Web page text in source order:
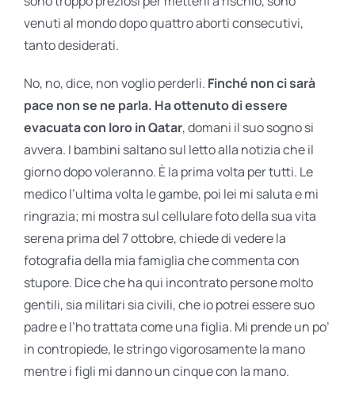
venuti al mondo dopo quattro aborti consecutivi,
tanto desiderati.
No, no, dice, non voglio perderli. Finché non ci sarà
pace non se ne parla. Ha ottenuto di essere
evacuata con loro in Qatar, domani il suo sogno si
avvera. I bambini saltano sul letto alla notizia che il
giorno dopo voleranno. È la prima volta per tutti. Le
medico l’ultima volta le gambe, poi lei mi saluta e mi
ringrazia; mi mostra sul cellulare foto della sua vita
serena prima del 7 ottobre, chiede di vedere la
fotografia della mia famiglia che commenta con
stupore. Dice che ha qui incontrato persone molto
gentili, sia militari sia civili, che io potrei essere suo
padre e l’ho trattata come una figlia. Mi prende un po’
in contropiede, le stringo vigorosamente la mano
mentre i figli mi danno un cinque con la mano.